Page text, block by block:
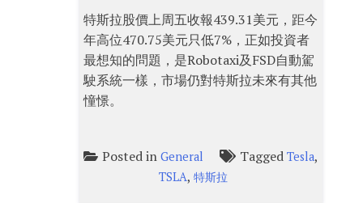
特斯拉股價上周五收報439.31美元，距今
年高位470.75美元只低7%，正如投資者
最想知的問題，是Robotaxi及FSD自動駕
駛系統一樣，市場仍對特斯拉未來有其他
憧憬。
Posted inGeneral TaggedTesla,
TSLA, 特斯拉